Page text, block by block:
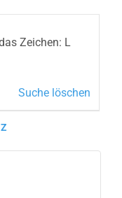
Zeichen: L
Suche löschen
Z